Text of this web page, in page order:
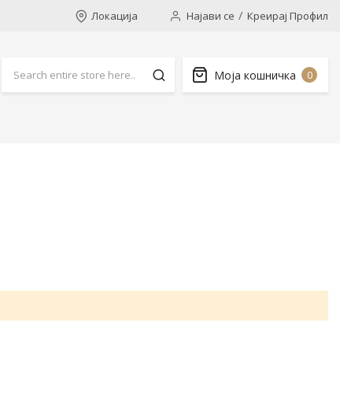
Локација Најави се Креирај Профил
Моја кошничка 0